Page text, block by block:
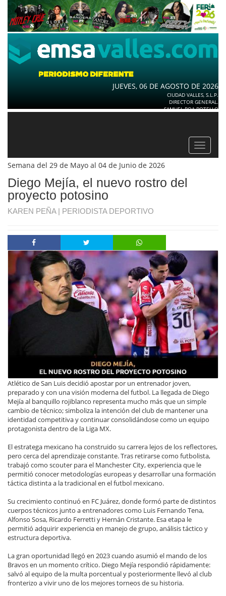
JUEVES, 06 DE AGOSTO DE 2026
CIUDAD VALLES, S.L.P.
DIRECTOR GENERAL.
SAMUEL ROA BOTELLO
Toggle
Semana del 29 de Mayo al 04 de Junio de 2026
Diego Mejía, el nuevo rostro del
proyecto potosino
KAREN PEÑA | PERIODISTA DEPORTIVO
Atlético de San Luis decidió apostar por un entrenador joven,
preparado y con una visión moderna del futbol. La llegada de Diego
Mejía al banquillo rojiblanco representa mucho más que un simple
cambio de técnico; simboliza la intención del club de mantener una
identidad competitiva y continuar consolidándose como un equipo
protagonista dentro de la Liga MX.
El estratega mexicano ha construido su carrera lejos de los reflectores,
pero cerca del aprendizaje constante. Tras retirarse como futbolista,
trabajó como scouter para el Manchester City, experiencia que le
permitió conocer metodologías europeas y desarrollar una formación
táctica distinta a la tradicional en el futbol mexicano.
Su crecimiento continuó en FC Juárez, donde formó parte de distintos
cuerpos técnicos junto a entrenadores como Luis Fernando Tena,
Alfonso Sosa, Ricardo Ferretti y Hernán Cristante. Esa etapa le
permitió adquirir experiencia en manejo de grupo, análisis táctico y
estructura deportiva.
La gran oportunidad llegó en 2023 cuando asumió el mando de los
Bravos en un momento crítico. Diego Mejía respondió rápidamente:
salvó al equipo de la multa porcentual y posteriormente llevó al club
fronterizo a vivir uno de los mejores torneos de su historia.